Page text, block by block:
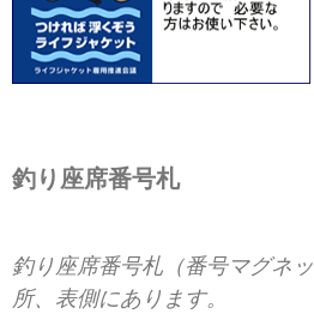
釣り座席番号札
釣り座席番号札（番号マグネ
所、表側にあります。